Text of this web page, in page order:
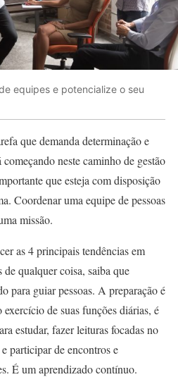
equipes e potencialize o seu
que demanda determinação e
começando neste caminho de gestão
que esteja com disposição
Coordenar uma equipe de pessoas
missão.
as 4 principais tendências em
de qualquer coisa, saiba que
para guiar pessoas. A preparação é
de suas funções diárias, é
estudar, fazer leituras focadas no
participar de encontros e
É um aprendizado contínuo.